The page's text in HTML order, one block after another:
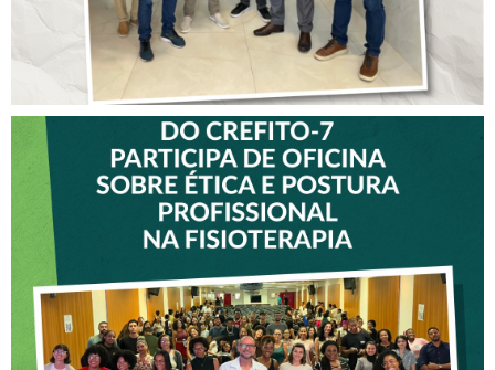
VICE-PRESIDENTE DO
CREFITO-7 PARTICIPA DE
OFICINA SOBRE ÉTICA E
POSTURA PROFISSIONAL
NA FISIOTERAPIA